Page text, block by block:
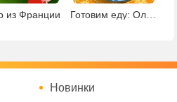
из Франции Готовим еду: Олимпийский пирог
Новинки